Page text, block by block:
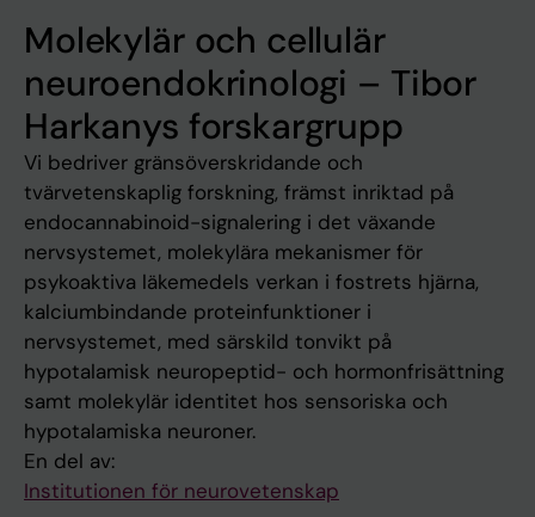
Molekylär och cellulär
neuroendokrinologi – Tibor
Harkanys forskargrupp
Vi bedriver gränsöverskridande och
tvärvetenskaplig forskning, främst inriktad på
endocannabinoid-signalering i det växande
nervsystemet, molekylära mekanismer för
psykoaktiva läkemedels verkan i fostrets hjärna,
kalciumbindande proteinfunktioner i
nervsystemet, med särskild tonvikt på
hypotalamisk neuropeptid- och hormonfrisättning
samt molekylär identitet hos sensoriska och
hypotalamiska neuroner.
En del av:
Institutionen för neurovetenskap